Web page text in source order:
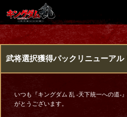
武将選択獲得パックリニューアル
いつも『キングダム 乱 -天下統一への道-
がとうございます。